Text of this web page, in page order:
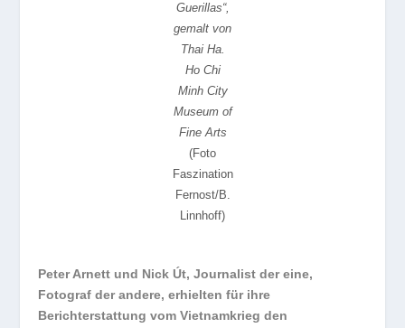
Guerillas“,
gemalt von
Thai Ha.
Ho Chi
Minh City
Museum of
Fine Arts
(Foto
Faszination
Fernost/B.
Linnhoff)
Peter Arnett und Nick Út, Journalist der eine,
Fotograf der andere, erhielten für ihre
Berichterstattung vom Vietnamkrieg den